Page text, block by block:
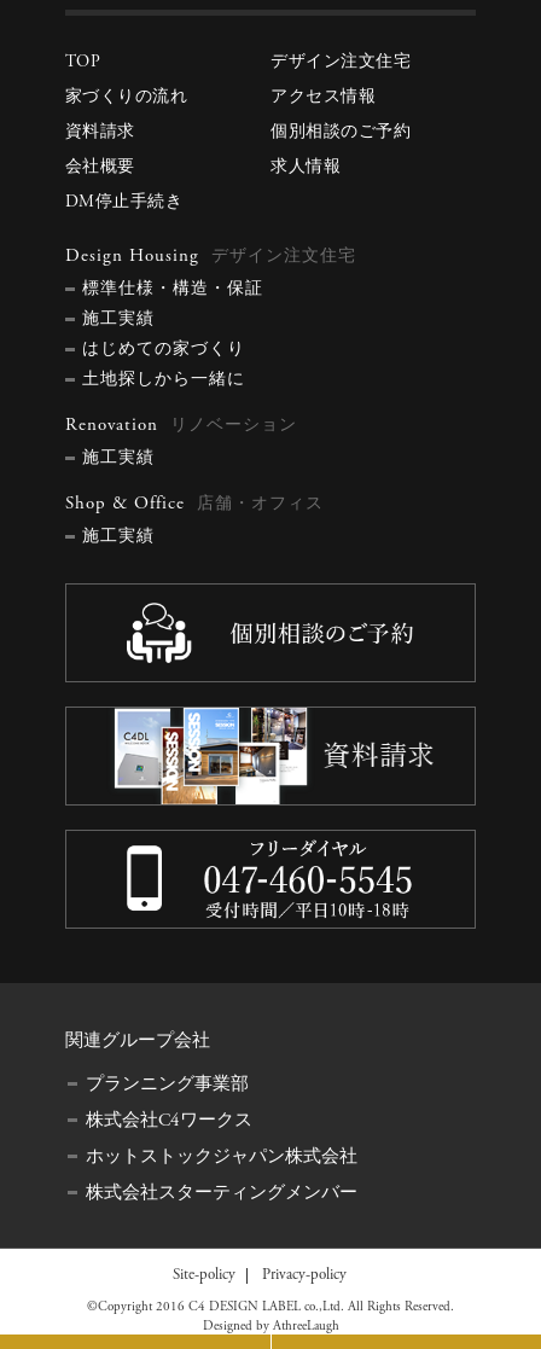
TOP デザイン注文住宅
家づくりの流れ アクセス情報
資料請求 個別相談のご予約
会社概要 求人情報
DM停止手続き
Design Housing
デザイン注文住宅
標準仕様・構造・保証
施工実績
はじめての家づくり
土地探しから一緒に
Renovation
リノベーション
施工実績
Shop & Office
店舗・オフィス
施工実績
関連グループ会社
プランニング事業部
株式会社C4ワークス
ホットストックジャパン株式会社
株式会社スターティングメンバー
Site-policy Privacy-policy
©Copyright 2016 C4 DESIGN LABEL co.,Ltd. All Rights Reserved.
Designed by AthreeLaugh